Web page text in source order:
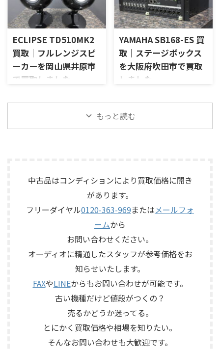
商品：McIntosh C712 メーカ
ー：McIntosh / マッキントッ
ン、LX5ネットワークなどを組
み合わせたヴィンテージJBLの
スピーカーシステムです。査定
では、左右ペアの音 ...
「SE-500 Stage Echo」を出張
買取させていただきました。
今回のお品物は、前オーナー
様が大切に保管されていたヴ
ィンテージのテープエコーで、
ご家族様より「価値があるも
のか分からないので、処分する
前に見てほしい」とご相談い
500は、テープを使用したアナ
ログエコーならではの揺らぎ
や質感を楽しめる機材です。査
「No.26L / PLS-226L」を出張
買取させていただきました。
今回のお品物は、アンプ部
No.26Lと外部電源部PLS-226L
で構成されるセパレートタイ
プのプリアンプで、左右チャン
ネルの音出し状態、入力切
替、ボリューム、バランス、
ォノカードやバランス入力カ
ードの有無、電源部の状態、
接続ケーブル、外観コンディシ
ECLIPSE TD510MK2
買取｜フルレンジスピ
ーカーを岡山県井原市
で買取しました
ルレンジスピーカー
「TD510MK2」を出張買取させ
態、ユニットの状態、エッグ
シェル型エンクロージャー、角
度調整機構、スピーカー端
子、外観コンディション、保護
ネットやキャップなど付属品
の有無を確認しながら査定い
たしました。 買取商品：
ECLIPSE / イクリプス 型番：
TD510MK2 カテゴリ ...
YAMAHA SB168-ES 買
取｜ステージボックス
を大阪府吹田市で買取
しました
テージボックス「SB168-ES」
を出張買取させていただきま
IN/OUT、NETWORK端子、ヘッ
ドアンプリモート、ファンタム
電源、外観コンディション、電
源コードや取扱説明書など付
属品の有無を確認しながら査
定いたしました。 買取商品：
YAMAHA SB168-ES メーカー：
SB168-ES カ ...
もっと読む
中古品はコンディションにより買取価格に開き
があります。
フリーダイヤル0120-363-969またはメールフォ
ームから
お問い合わせください。
オーディオに精通したスタッフが参考価格をお
知らせいたします。
FAXやLINEからもお問い合わせが可能です。
古い機種だけど値段がつくの？
売るかどうか迷ってる。
とにかく買取価格や相場を知りたい。
そんなお問い合わせも大歓迎です。